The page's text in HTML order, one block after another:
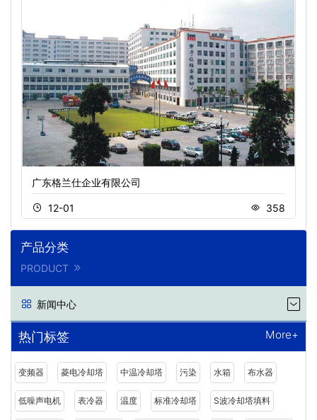
广东格兰仕企业有限公司
12-01 358
产品分类
PRODUCT
新闻中心
热门标签 More+
变频器 菱电冷却塔 中温冷却塔 污染 水箱 布水器
低噪声电机 表冷器 温度 标准冷却塔 S波冷却塔填料